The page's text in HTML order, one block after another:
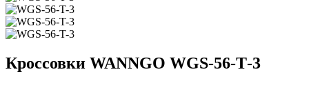
Кроссовки WANNGO WGS‑56‑T‑3